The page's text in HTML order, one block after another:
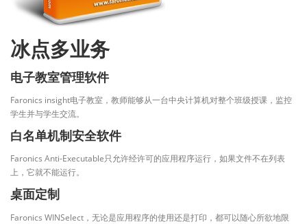
冰点多业务
电子教室管理软件
Faronics insight电子教室，教师能够从一台中央计算机对整个班级授课，监控
学生并与学生交流。
白名单机制安全软件
Faronics Anti-Executable只允许经许可的应用程序运行，如果文件不在列表
上，它就不能运行。
桌面定制
Faronics WINSelect，无论是应用程序的使用还是打印，都可以随心所欲地限